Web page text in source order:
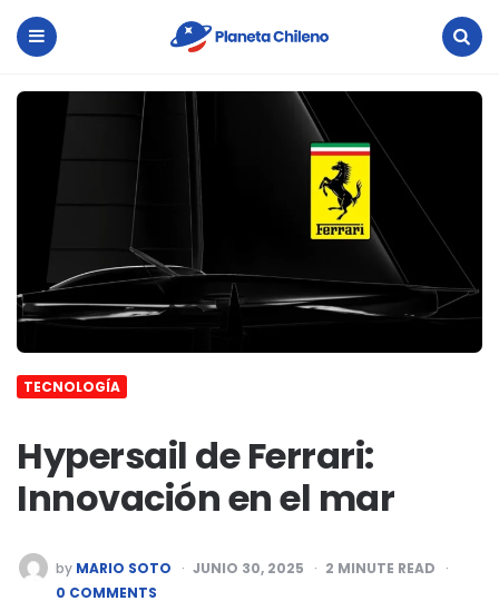
Planeta
Chileno
TECNOLOGÍA
Hypersail de Ferrari:
Innovación en el mar
POSTED
BY
by MARIO SOTO JUNIO 30, 2025 2 MINUTE READ
0 COMMENTS